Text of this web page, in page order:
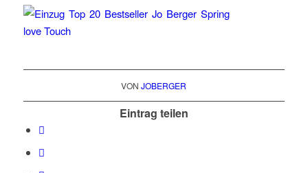
VONJOBERGER
Eintrag teilen